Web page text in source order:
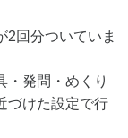
2回分ついていま
・発問・めくり
づけた設定で行